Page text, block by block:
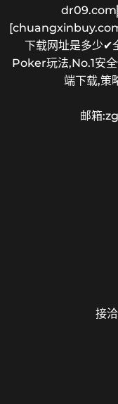
下载网址是多少✔
Poker玩法,No.1安
端下载,策
邮箱
接